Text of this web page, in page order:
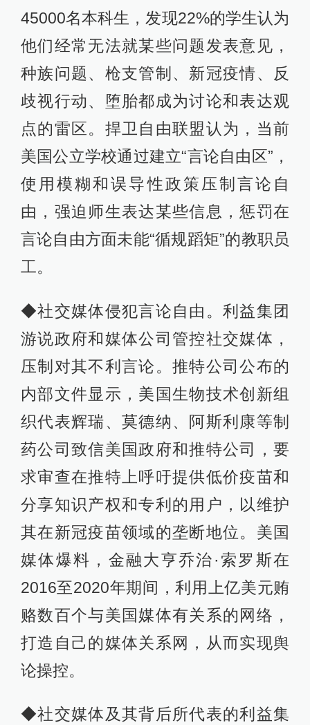
45000名本科生，发现22%的学生认为
他们经常无法就某些问题发表意见，
种族问题、枪支管制、新冠疫情、反
歧视行动、堕胎都成为讨论和表达观
点的雷区。捍卫自由联盟认为，当前
美国公立学校通过建立“言论自由区”，
使用模糊和误导性政策压制言论自
由，强迫师生表达某些信息，惩罚在
言论自由方面未能“循规蹈矩”的教职员
工。
◆社交媒体侵犯言论自由。利益集团
游说政府和媒体公司管控社交媒体，
压制对其不利言论。推特公司公布的
内部文件显示，美国生物技术创新组
织代表辉瑞、莫德纳、阿斯利康等制
药公司致信美国政府和推特公司，要
求审查在推特上呼吁提供低价疫苗和
分享知识产权和专利的用户，以维护
其在新冠疫苗领域的垄断地位。美国
媒体爆料，金融大亨乔治·索罗斯在
2016至2020年期间，利用上亿美元贿
赂数百个与美国媒体有关系的网络，
打造自己的媒体关系网，从而实现舆
论操控。
◆社交媒体及其背后所代表的利益集